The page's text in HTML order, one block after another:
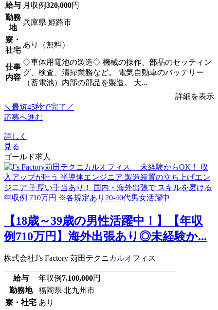
給与 月収例320,000円
勤務
地
兵庫県 姫路市
寮・
社宅
あり（無料）
仕事
内容
◇車体用電池の製造◇ 機械の操作、部品のセッティン
グ、検査、清掃業務など。 電気自動車のバッテリー
（蓄電池）内部の部品を製造。 大...
詳細を表示
＼最短45秒で完了／
応募へ進む
詳しく
見る
ゴールド求人
【18歳～39歳の男性活躍中！】【年収
例710万円】海外出張あり◎未経験か...
株式会社J’s Factory 苅田テクニカルオフィス
給与 年収例 7,100,000円
勤務地
福岡県 北九州市
寮・社宅 あり